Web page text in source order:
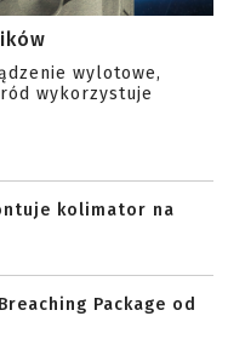
wylotowe,
wykorzystuje
kolimator na
Package od